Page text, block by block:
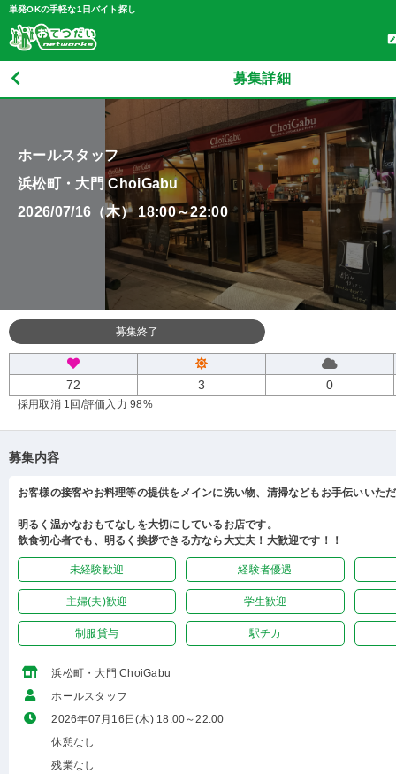
単発OKの手軽な1日バイト探し
募集詳細
ホールスタッフ
浜松町・大門 ChoiGabu
2026/07/16（木） 18:00～22:00
募集終了
72 3 0
採用取消 1回 /評価入力 98%
募集内容
お客様の接客やお料理等の提供をメインに洗い物、清掃などもお手伝いいた
明るく温かなおもてなしを大切にしているお店です。
飲食初心者でも、明るく挨拶できる方なら大丈夫！大歓迎です！！
未経験歓迎 経験者優遇
主婦(夫)歓迎 学生歓迎
制服貸与 駅チカ
浜松町・大門 ChoiGabu
ホールスタッフ
2026年07月16日(木) 18:00～22:00
休憩なし
残業なし